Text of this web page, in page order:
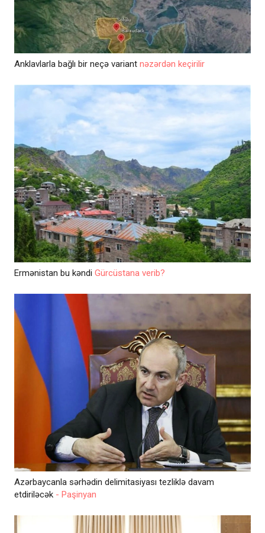
Anklavlarla bağlı bir neçə variant nəzərdən keçirilir
Ermənistan bu kəndi Gürcüstana verib?
Azərbaycanla sərhədin delimitasiyası tezliklə davam
etdiriləcək - Paşinyan